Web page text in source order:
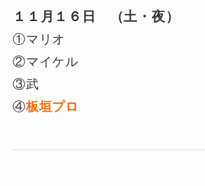
１１月１６日 （土・夜）
①マリオ
②マイケル
③武
④板垣プロ